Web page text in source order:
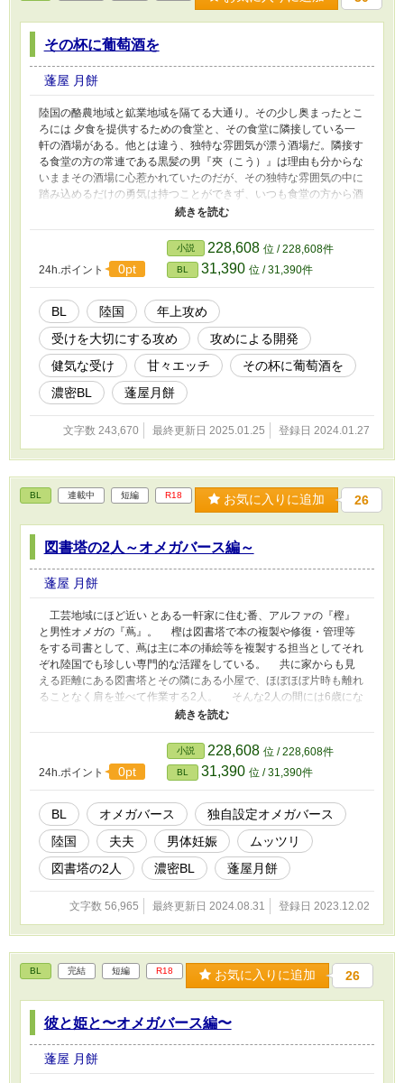
その杯に葡萄酒を
蓬屋 月餅
陸国の酪農地域と鉱業地域を隔てる大通り。その少し奥まったとこ
ろには 夕食を提供するための食堂と、その食堂に隣接している一
軒の酒場がある。他とは違う、独特な雰囲気が漂う酒場だ。隣接す
る食堂の方の常連である黒髪の男『夾（こう）』は理由も分からな
いままその酒場に心惹かれていたのだが、その独特な雰囲気の中に
踏み込めるだけの勇気は持つことができず、いつも食堂の方から酒
場の様子を気にしているだけだった。 きっとこの先もずっとこの
日の出来事を境にすべてが変わり始める。 「あいつらのことを悪
く言うなら…許さないからな」 「っ…！」 酒場の主たる『赤銅
色の髪の男』の瞳に射抜かれ、やがて『夾（こう）』はそれまでに
感じたことのない感情に深く取り込まれていく…
24h.ポイント 0pt
小説 228,608 位 / 228,608件
BL 31,390 位 / 31,390件
BL 陸国
年上攻め
受けを大切にする攻め
攻めによる開発
健気な受け
甘々エッチ
その杯に葡萄酒を
濃密BL
蓬屋月餅
文字数 243,670 最終更新日 2025.01.25 登録日 2024.01.27
BL 連載中 短編 R18 お気に入りに追加 26
図書塔の2人～オメガバース編～
蓬屋 月餅
工芸地域にほど近い とある一軒家に住む番、アルファの『樫』
と男性オメガの『蔦』。 樫は図書塔で本の複製や修復・管理等
をする司書として、蔦は主に本の挿絵等を複製する担当としてそれ
ぞれ陸国でも珍しい専門的な活躍をしている。 共に家からも見
える距離にある図書塔とその隣にある小屋で、ほぼほぼ片時も離れ
ることなく肩を並べて作業する2人。 そんな2人の間には6歳にな
る一人息子の『笹』がいる。 笹はなにかと忙しい両親をよく手
が目立つ性格の子だ。 司書の樫と絵描きの蔦、そして両親の血
をよく受け継いだ息子『笹』。 『騒いで賑やか』というわけで
はないが、いつも穏やかな一時を過ごしている3人。 だが、オメ
ガの蔦はある日、番の樫にとある想いを打ち明ける…。 ※こちら
は『図書塔の2人』のオメガバース編であり、設定上、本編とは多
少異なる部分があります。 ※3つほどのエピソード更新を予定して
います。
24h.ポイント 0pt
小説 228,608 位 / 228,608件
BL 31,390 位 / 31,390件
BL オメガバース
独自設定オメガバース
陸国
夫夫 男体妊娠
ムッツリ
図書塔の2人
濃密BL 蓬屋月餅
文字数 56,965 最終更新日 2024.08.31 登録日 2023.12.02
BL 完結 短編 R18 お気に入りに追加 26
彼と姫と〜オメガバース編〜
蓬屋 月餅